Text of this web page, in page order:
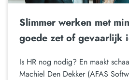
Slimmer werken met
goede zet of gevaarlijk
Is HR nog nodig? En maakt
Machiel Den Dekker (AFAS